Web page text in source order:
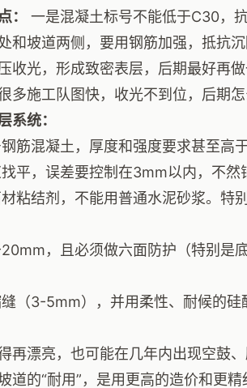
：
一是混凝土标号不能低于C30，
和坡道两侧，要用钢筋加强，抵抗
收光，形成致密表层，后期最好再
多施工队图快，收光不到位，后期怎
系统：
筋混凝土，厚度和强度要求甚至高
平，误差要控制在3mm以内，不然
粘结剂，不能用普通水泥砂浆。特
，且必须做六面防护（特别是
（3-5mm），并用柔性、耐候的硅
再漂亮，也可能在几年内出现空鼓
道的“耐用”，是用更高的造价和更精